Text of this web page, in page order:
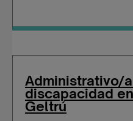
Administrativo/
discapacidad
Geltrú